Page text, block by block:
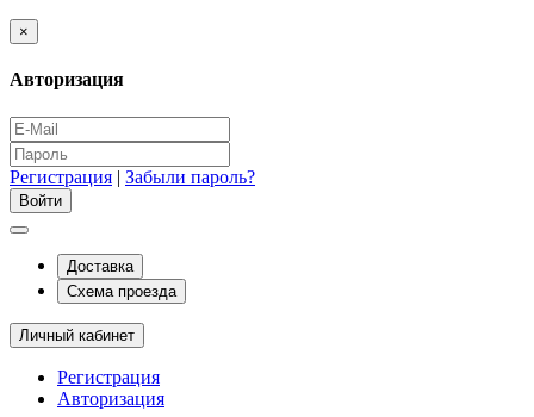
×
Авторизация
Регистрация | Забыли пароль?
Доставка
Схема проезда
Личный кабинет
Регистрация
Авторизация